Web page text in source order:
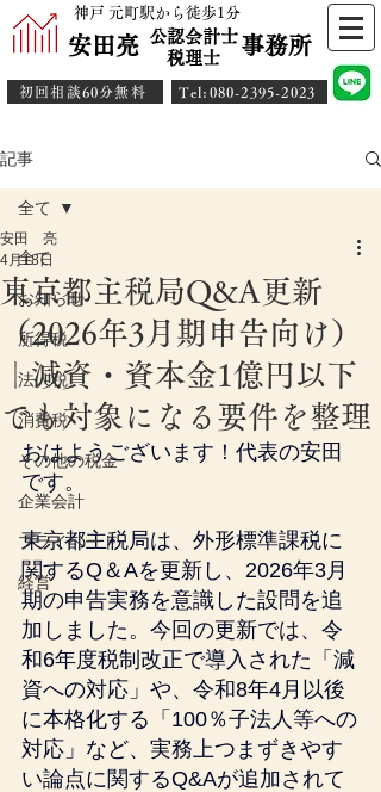
神戸 元町駅から徒歩1分
安田亮 事務所
公認会計士
​税理士
初回相談60分無料 ​Tel:080-2395-2023
記事
全て
お知らせ
所得税
法人税
消費税
その他の税金
企業会計
プライベート
経営
全て
東京都主税局Q&A更新
（2026年3月期申告向け）
｜減資・資本金1億円以下
でも対象になる要件を整理
安田 亮
4月18日
おはようございます！代表の安田
です。
東京都主税局は、外形標準課税に
関するQ＆Aを更新し、2026年3月
期の申告実務を意識した設問を追
加しました。今回の更新では、令
和6年度税制改正で導入された「減
資への対応」や、令和8年4月以後
に本格化する「100％子法人等への
対応」など、実務上つまずきやす
い論点に関するQ&Aが追加されて